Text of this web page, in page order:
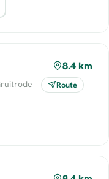
8.4 km
Route